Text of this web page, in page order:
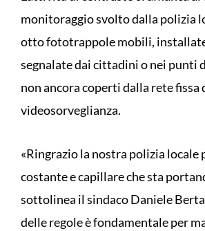
monitoraggio svolto dalla polizia
otto fototrappole mobili,
segnalate dai cittadini o nei punti
non ancora coperti dalla rete fissa
videosorveglianza.
«Ringrazio la nostra polizia locale
costante e capillare che sta
sottolinea il sindaco Daniele
delle regole è fondamentale per